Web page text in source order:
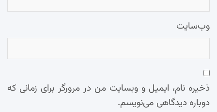
وب‌سایت
ذخیره نام، ایمیل و وبسایت من در مرورگر برای زمانی که
دوباره دیدگاهی می‌نویسم.